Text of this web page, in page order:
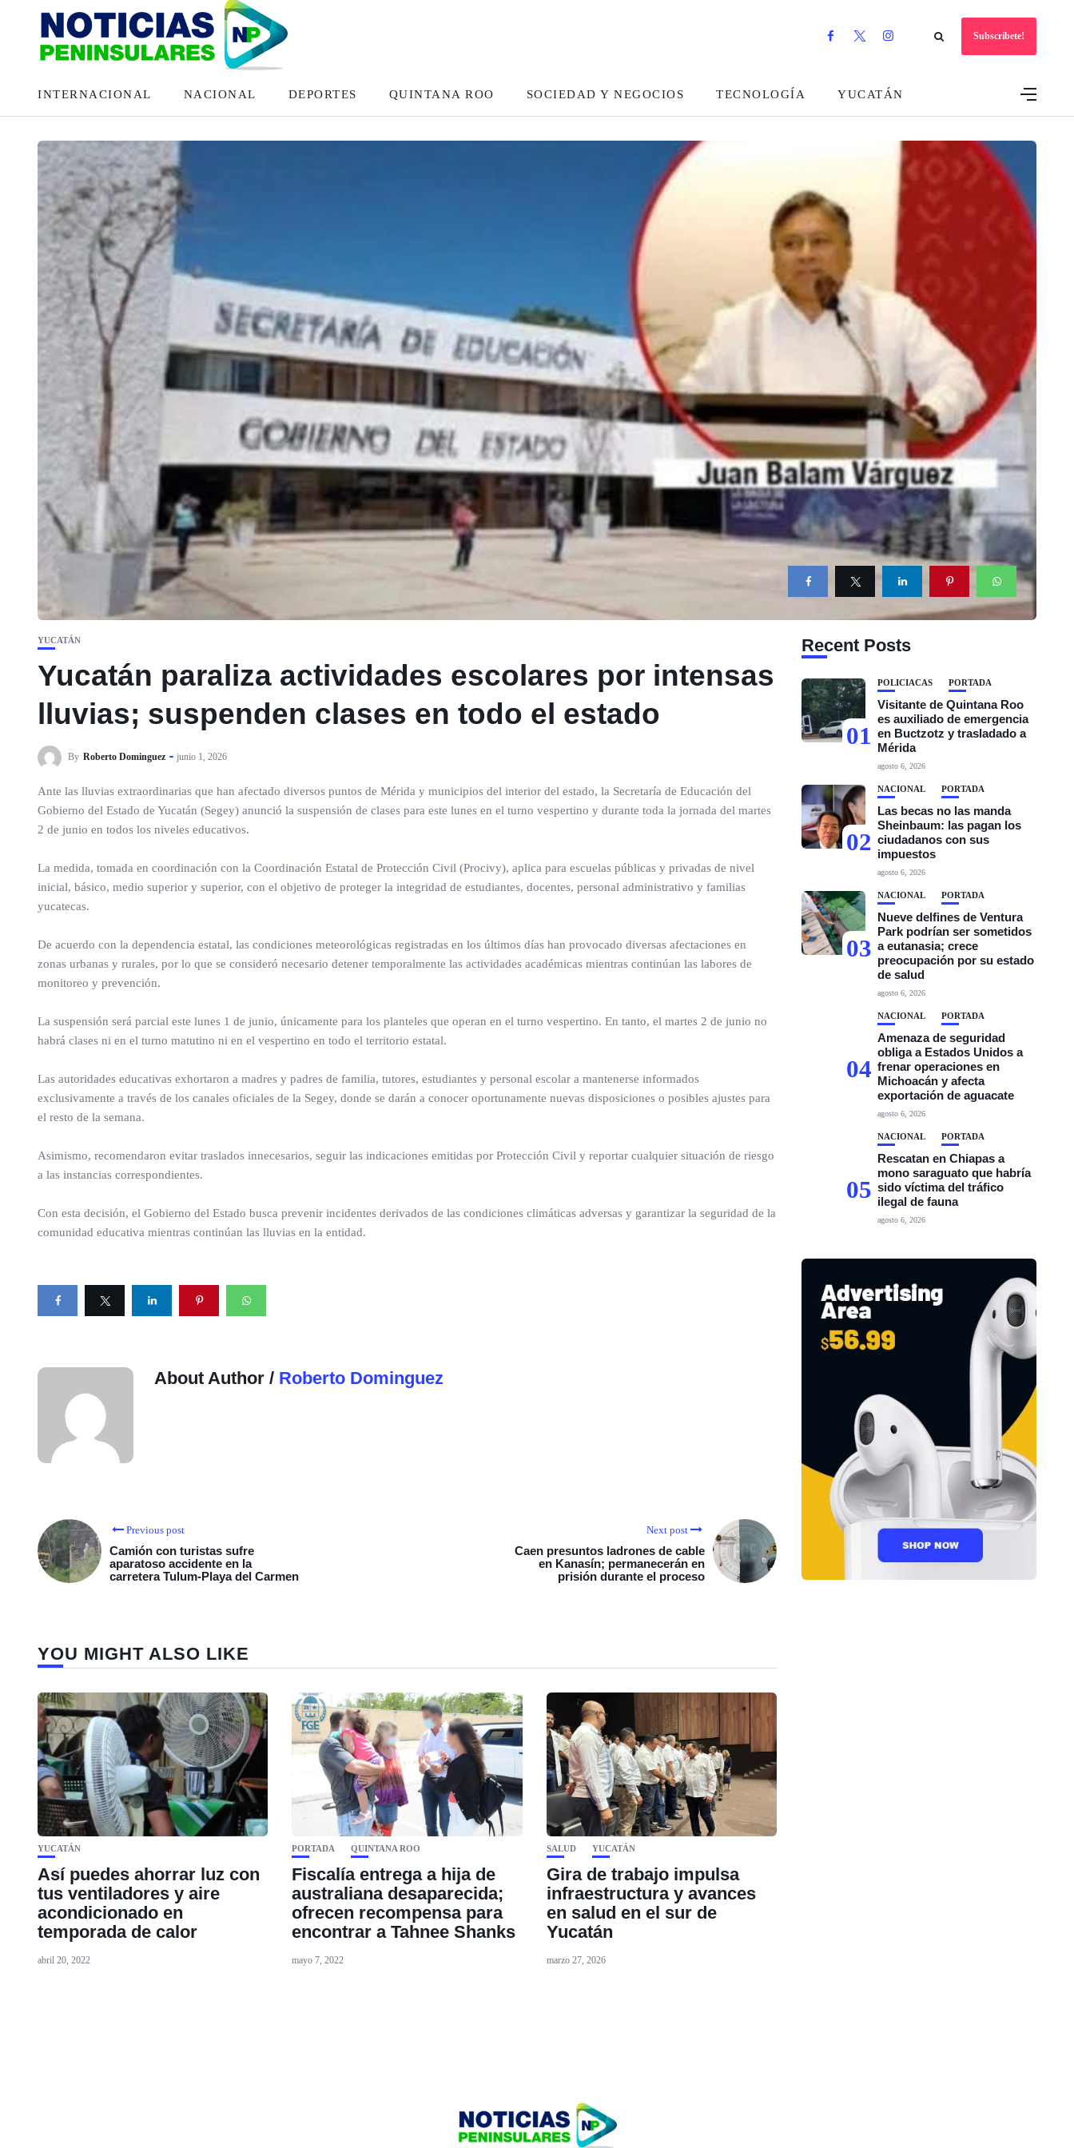
Subscribete!
INTERNACIONAL NACIONAL DEPORTES QUINTANA ROO SOCIEDAD Y NEGOCIOS TECNOLOGÍA YUCATÁN
YUCATÁN
Yucatán paraliza actividades escolares por intensas
lluvias; suspenden clases en todo el estado
By Roberto Dominguez junio 1, 2026
Ante las lluvias extraordinarias que han afectado diversos puntos de Mérida y municipios del interior del estado, la Secretaría de Educación del
Gobierno del Estado de Yucatán (Segey) anunció la suspensión de clases para este lunes en el turno vespertino y durante toda la jornada del martes
2 de junio en todos los niveles educativos.
La medida, tomada en coordinación con la Coordinación Estatal de Protección Civil (Procivy), aplica para escuelas públicas y privadas de nivel
inicial, básico, medio superior y superior, con el objetivo de proteger la integridad de estudiantes, docentes, personal administrativo y familias
yucatecas.
De acuerdo con la dependencia estatal, las condiciones meteorológicas registradas en los últimos días han provocado diversas afectaciones en
zonas urbanas y rurales, por lo que se consideró necesario detener temporalmente las actividades académicas mientras continúan las labores de
monitoreo y prevención.
La suspensión será parcial este lunes 1 de junio, únicamente para los planteles que operan en el turno vespertino. En tanto, el martes 2 de junio no
habrá clases ni en el turno matutino ni en el vespertino en todo el territorio estatal.
Las autoridades educativas exhortaron a madres y padres de familia, tutores, estudiantes y personal escolar a mantenerse informados
exclusivamente a través de los canales oficiales de la Segey, donde se darán a conocer oportunamente nuevas disposiciones o posibles ajustes para
el resto de la semana.
Asimismo, recomendaron evitar traslados innecesarios, seguir las indicaciones emitidas por Protección Civil y reportar cualquier situación de riesgo
a las instancias correspondientes.
Con esta decisión, el Gobierno del Estado busca prevenir incidentes derivados de las condiciones climáticas adversas y garantizar la seguridad de la
comunidad educativa mientras continúan las lluvias en la entidad.
About Author / Roberto Dominguez
Previous post
Camión con turistas sufre
aparatoso accidente en la
carretera Tulum-Playa del Carmen
Next post
Caen presuntos ladrones de cable
en Kanasín; permanecerán en
prisión durante el proceso
YOU MIGHT ALSO LIKE
YUCATÁN
Así puedes ahorrar luz con
tus ventiladores y aire
acondicionado en
temporada de calor
abril 20, 2022
PORTADA QUINTANA ROO
Fiscalía entrega a hija de
australiana desaparecida;
ofrecen recompensa para
encontrar a Tahnee Shanks
mayo 7, 2022
SALUD YUCATÁN
Gira de trabajo impulsa
infraestructura y avances
en salud en el sur de
Yucatán
marzo 27, 2026
Recent Posts
01
POLICIACAS PORTADA
Visitante de Quintana Roo
es auxiliado de emergencia
en Buctzotz y trasladado a
Mérida
agosto 6, 2026
02
NACIONAL PORTADA
Las becas no las manda
Sheinbaum: las pagan los
ciudadanos con sus
impuestos
agosto 6, 2026
03
NACIONAL PORTADA
Nueve delfines de Ventura
Park podrían ser sometidos
a eutanasia; crece
preocupación por su estado
de salud
agosto 6, 2026
04
NACIONAL PORTADA
Amenaza de seguridad
obliga a Estados Unidos a
frenar operaciones en
Michoacán y afecta
exportación de aguacate
agosto 6, 2026
05
NACIONAL PORTADA
Rescatan en Chiapas a
mono saraguato que habría
sido víctima del tráfico
ilegal de fauna
agosto 6, 2026